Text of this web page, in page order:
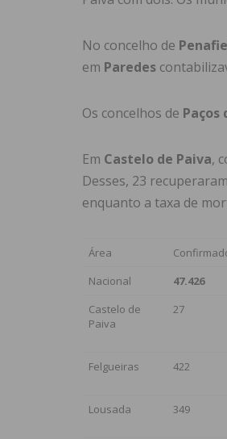
No concelho de
em Paredes
Os concelhos de Paços
Em Castelo de Paiva,
Desses, 23
enquanto a taxa de
Área
Nacional
47.426
Castelo de
Paiva
27
Felgueiras
422
Lousada
349